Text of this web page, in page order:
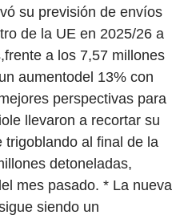
su previsión de envíos
de la UE en 2025/26 a
a los 7,57 millones
aumentodel 13% con
perspectivas para
llevaron a recortar su
trigoblando al final de la
detoneladas,
mes pasado. * La nueva
siendo un